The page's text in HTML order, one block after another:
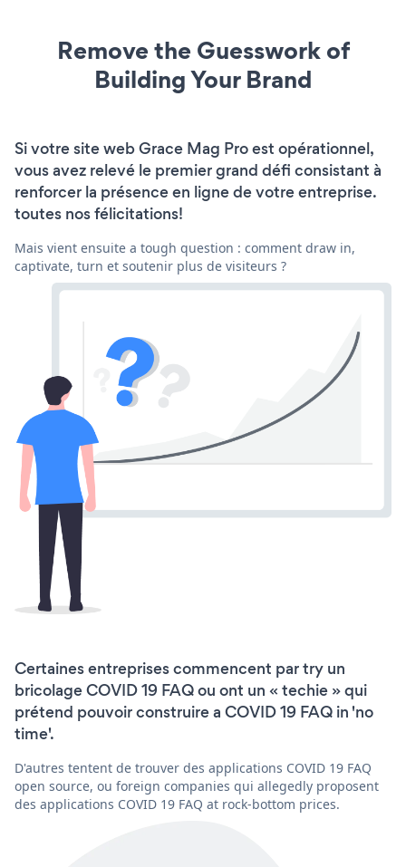
Remove the Guesswork of
Building Your Brand
Si votre site web Grace Mag Pro est opérationnel,
vous avez relevé le premier grand défi consistant à
renforcer la présence en ligne de votre entreprise.
toutes nos félicitations!
Mais vient ensuite a tough question : comment draw in,
captivate, turn et soutenir plus de visiteurs ?
Certaines entreprises commencent par try un
bricolage COVID 19 FAQ ou ont un « techie » qui
prétend pouvoir construire a COVID 19 FAQ in 'no
time'.
D'autres tentent de trouver des applications COVID 19 FAQ
open source, ou foreign companies qui allegedly proposent
des applications COVID 19 FAQ at rock-bottom prices.